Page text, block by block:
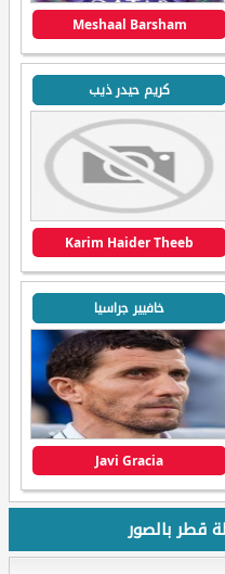
Meshaal Barsham
كريم حيدر ذيب
Karim Haider Theeb
خافيير جراسيا
Javi Gracia
قطر بالصور